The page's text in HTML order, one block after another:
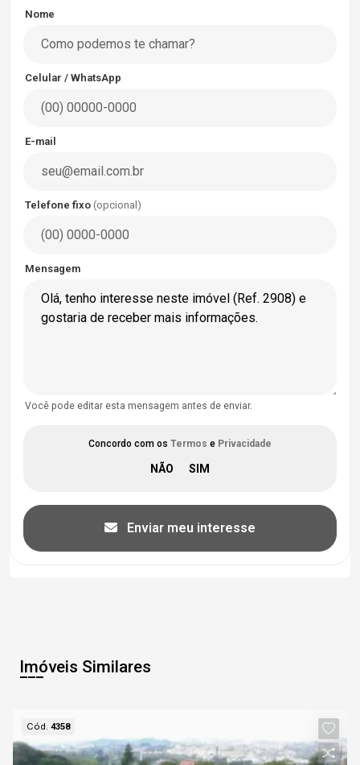
Nome
Celular / WhatsApp
E-mail
Telefone fixo (opcional)
Mensagem
Você pode editar esta mensagem antes de enviar.
Concordo com os Termos e Privacidade
Enviar meu interesse
Imóveis Similares
Cód.4358